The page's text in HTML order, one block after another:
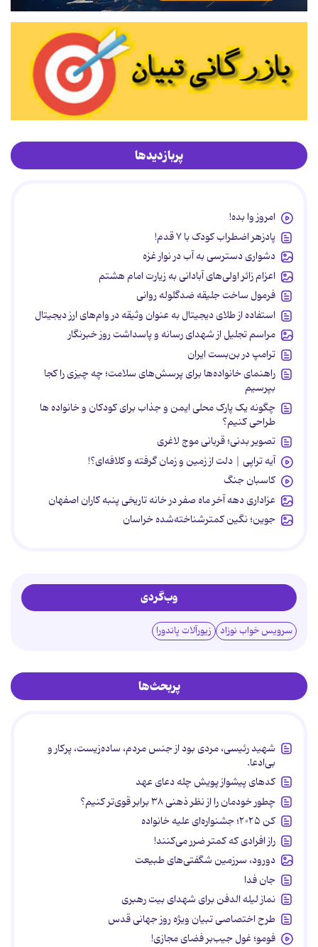
پربازدیدها
امروز وا بده!
پادزهر اضطراب کودک با ۷ قدم!
دشواری دسترسی به آب در نوار غزه
اعزام زائر اولی‌های آبادانی به زیارت امام هشتم
فرمول ساخت جلیقه ضدگلوله روانی
استفاده از طلای دیجیتال به عنوان وثیقه در وام‌های ارز دیجیتال
مراسم تجلیل از شهدای رسانه و پاسداشت روز خبرنگار
ترامپ در بن‌بست ایران
راهنمای خانواده‌ها برای پرسش‌های سلامت؛ چه چیزی را کجا
بپرسیم
چگونه یک پارک محلی ایمن و جذاب برای کودکان و خانواده ها
طراحی کنیم؟
تصویر بدنی؛ قربانی موج لاغری
آیه تراپی | دلت از زمین و زمان گرفته و کلافه‌ای؟!
کاسبان جنگ
عزاداری دهه آخر ماه صفر در خانه تاریخی پنبه کاران اصفهان
جوین؛ نگین کمترشناخته‌شده خراسان
وب‌گردی
سرویس خواب نوزاد زیورآلات پاندورا
پربحث‌ها
شهید رئیسی، مردی بود از جنس مردم، ساده‌زیست، پرکار و
بی‌ادعا.
کدهای پیشواز پویش چله دعای عهد
چطور خودمان را از نظر ذهنی ۳۸ برابر قوی‌تر کنیم؟
کن ۲۰۲۵؛ جشنواره‌ای علیه خانواده
راز افرادی که کمتر ضرر می‌کنند!
دورود، سرزمین شگفتی‌های طبیعت
جان فدا
نماز لیله الدفن برای شهدای بیت رهبری
طرح اختصاصی تبیان ویژه روز جهانی قدس
فومو؛ غول جیب‌بر فضای مجازی!